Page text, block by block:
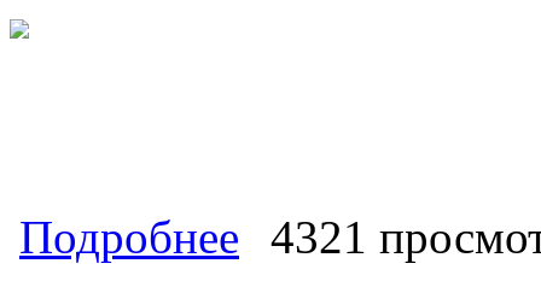
Подробнее о Эпидемия чиновничества
не было никакой цифровизации,
сейчас на одну Россию
4321